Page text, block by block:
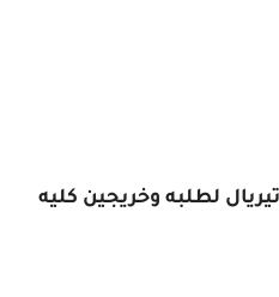
لطلبه وخريجين كليه